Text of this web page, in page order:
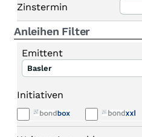
Zinstermin
Anleihen Filter
Emittent
Basler
Initiativen